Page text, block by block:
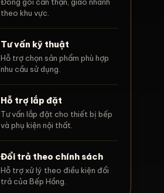
theo khu vực.
Tư vấn kỹ thuật
Hỗ trợ chọn sản phẩm phù hợp
nhu cầu sử dụng.
Hỗ trợ lắp đặt
Tư vấn lắp đặt cho thiết bị bếp
và phụ kiện nội thất.
Đổi trả theo chính sách
Hỗ trợ xử lý theo điều kiện đổi
trả của Bếp Hồng.